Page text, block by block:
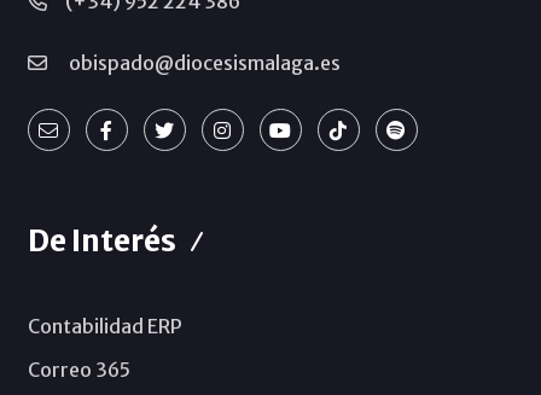
obispado@diocesismalaga.es
De Interés
Contabilidad ERP
Correo 365